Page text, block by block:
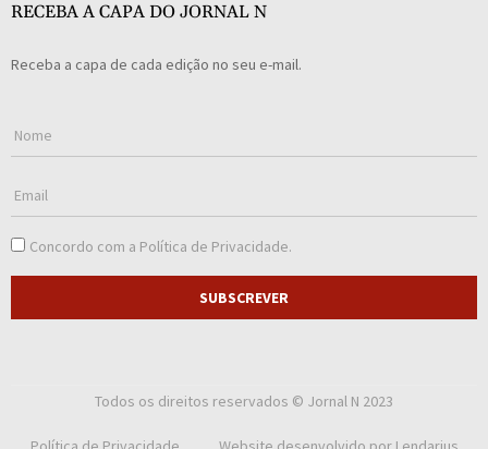
RECEBA A CAPA DO JORNAL N
Receba a capa de cada edição no seu e-mail.
Concordo com a Política de Privacidade.
SUBSCREVER
Todos os direitos reservados © Jornal N 2023